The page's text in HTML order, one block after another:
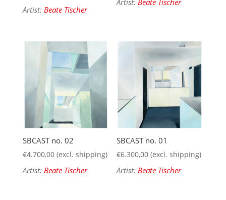
Artist: Beate Tischer
Artist:Beate Tischer
SBCAST no. 02
€4.700,00 (excl. shipping)
Artist: Beate Tischer
SBCAST no. 01
€6.300,00 (excl. shipping)
Artist:Beate Tischer